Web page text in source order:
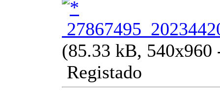
(85.33 kB, 540x960
Registado